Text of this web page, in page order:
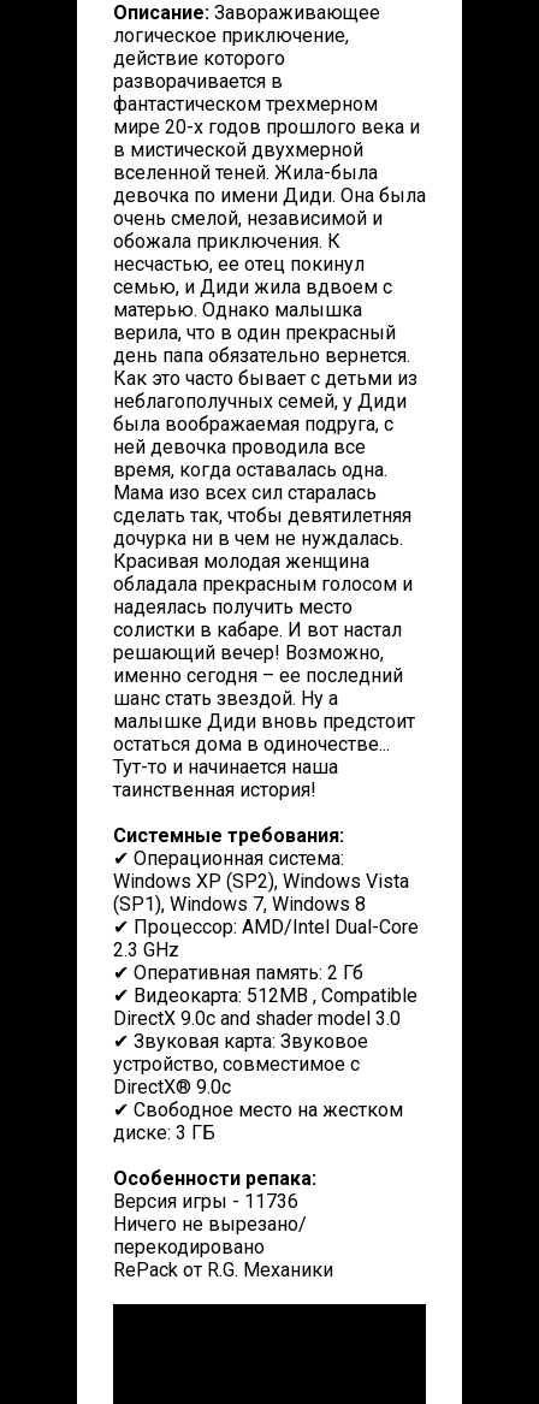
Описание: Завораживающее
логическое приключение,
действие которого
разворачивается в
фантастическом трехмерном
мире 20-х годов прошлого века и
в мистической двухмерной
вселенной теней. Жила-была
девочка по имени Диди. Она была
очень смелой, независимой и
обожала приключения. К
несчастью, ее отец покинул
семью, и Диди жила вдвоем с
матерью. Однако малышка
верила, что в один прекрасный
день папа обязательно вернется.
Как это часто бывает с детьми из
неблагополучных семей, у Диди
была воображаемая подруга, с
ней девочка проводила все
время, когда оставалась одна.
Мама изо всех сил старалась
сделать так, чтобы девятилетняя
дочурка ни в чем не нуждалась.
Красивая молодая женщина
обладала прекрасным голосом и
надеялась получить место
солистки в кабаре. И вот настал
решающий вечер! Возможно,
именно сегодня – ее последний
шанс стать звездой. Ну а
малышке Диди вновь предстоит
остаться дома в одиночестве...
Тут-то и начинается наша
таинственная история!
Системные требования:
✔ Операционная система:
Windows XP (SP2), Windows Vista
(SP1), Windows 7, Windows 8
✔ Процессор: AMD/Intel Dual-Core
2.3 GHz
✔ Оперативная память: 2 Гб
✔ Видеокарта: 512MB , Compatible
DirectX 9.0c and shader model 3.0
✔ Звуковая карта: Звуковое
устройство, совместимое с
DirectX® 9.0с
✔ Свободное место на жестком
диске: 3 ГБ
Особенности репака:
Версия игры - 11736
Ничего не вырезано/
перекодировано
RePack от R.G. Механики